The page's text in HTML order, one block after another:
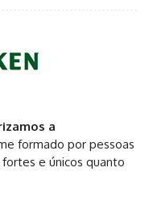
a
formado por pessoas
e únicos quanto